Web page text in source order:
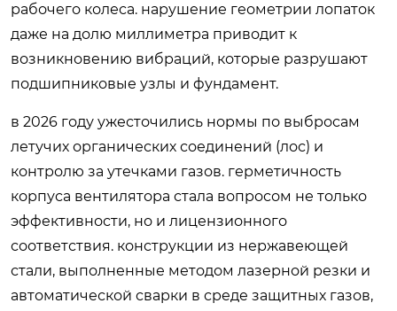
рабочего колеса. нарушение геометрии лопаток
даже на долю миллиметра приводит к
возникновению вибраций, которые разрушают
подшипниковые узлы и фундамент.
в 2026 году ужесточились нормы по выбросам
летучих органических соединений (лос) и
контролю за утечками газов. герметичность
корпуса вентилятора стала вопросом не только
эффективности, но и лицензионного
соответствия. конструкции из нержавеющей
стали, выполненные методом лазерной резки и
автоматической сварки в среде защитных газов,